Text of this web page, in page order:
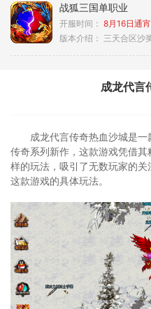
战狐三国单职业
开服时间： 8月16日通
版本介绍： 三天合区沙
成龙代言
成龙代言传奇热血沙城是
传奇系列新作，这款游戏凭借
样的玩法，吸引了无数玩家的
这款游戏的具体玩法。